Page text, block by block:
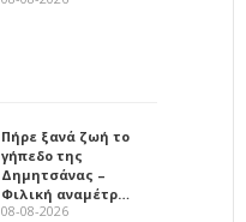
Πήρε ξανά ζωή το
γήπεδο της
Δημητσάνας –
Φιλική αναμέτρ…
08-08-2026